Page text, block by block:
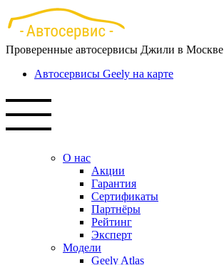
Перейти
к
основному
содержанию
Проверенные автосервисы Джили в Москве
Автосервисы Geely на карте
О нас
Акции
Гарантия
Сертификаты
Партнёры
Рейтинг
Эксперт
Модели
Geely Atlas